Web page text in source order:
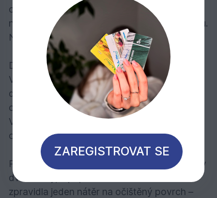
obsahuje účinné látky k preventivní ochraně
nátěru před napadením plísní, řasou a houbou.
Neodprýskává, nepraská a neodlupuje se.
Doporučuje se pro:
Veškeré dřevo ve vnějších prostorách:
dřevěné fasády, přístřešky pro auta, dveře,
okna, balkóny, ploty, pohledové zábrany atd.
Vybírat můžete z 18 standardních barevných
odstínů.
Počet nátěrů: U dřeva bez povrchové úpravy
dva nátěry, v případě renovace stačí
zpravidla jeden nátěr na očištěný povrch –
ZAREGISTROVAT SE